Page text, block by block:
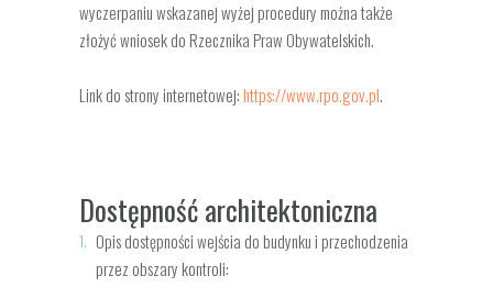
wyczerpaniu wskazanej wyżej procedury można także
złożyć wniosek do Rzecznika Praw Obywatelskich.
Link do strony internetowej:https://www.rpo.gov.pl.
Dostępność architektoniczna
Opis dostępności wejścia do budynku i przechodzenia
przez obszary kontroli: